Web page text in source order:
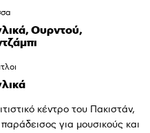
Ουρντού,
κέντρο του Πακιστάν,
για μουσικούς και